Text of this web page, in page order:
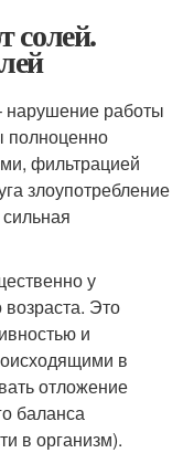
солей.
нарушение работы
полноценно
фильтрацией
злоупотребление
у
возраста. Это
и
в
отложение
баланса
в организм).